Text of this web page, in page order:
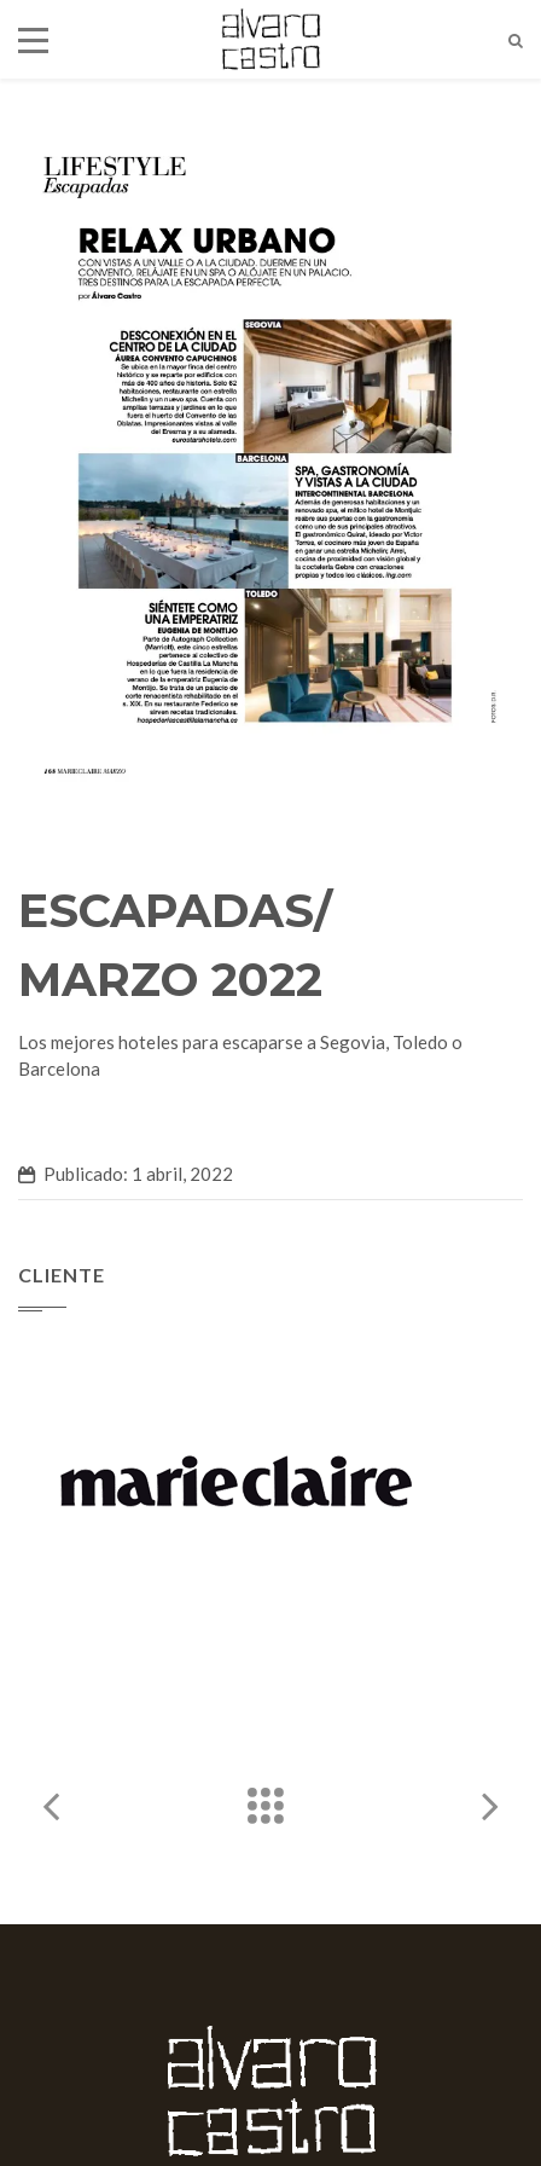
alvaro@alvarocastro.com
ESCAPADAS/
MARZO 2022
Los mejores hoteles para escaparse a Segovia, Toledo o
Barcelona
Publicado: 1 abril, 2022
CLIENTE